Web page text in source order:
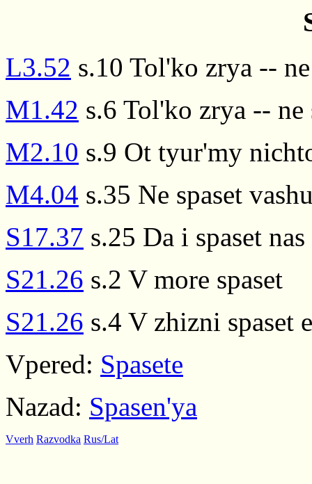
L3.52 s.10 Tol'ko zrya --
M1.42 s.6 Tol'ko zrya --
M2.10 s.9 Ot tyur'my
M4.04 s.35 Ne spaset
S17.37 s.25 Da i spaset
S21.26 s.2 V more spaset
S21.26 s.4 V zhizni spaset
Vpered: Spasete
Nazad: Spasen'ya
Vverh Razvodka Rus/Lat